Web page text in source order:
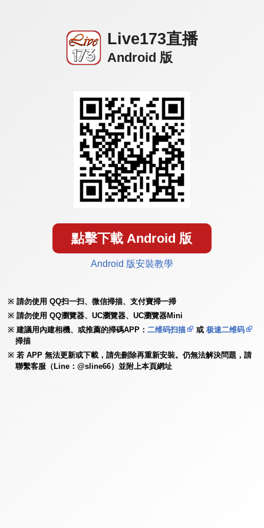
Live173直播
Android 版
點擊下載 Android 版
Android 版安裝教學
請勿使用 QQ扫一扫、微信掃描、支付寶掃一掃
請勿使用 QQ瀏覽器、UC瀏覽器、UC瀏覽器Mini
建議用內建相機、或推薦的掃碼APP：二维码扫描 或极速二维码
掃描
若 APP 無法更新或下載，請先刪除再重新安裝。仍無法解決問題，請
聯繫客服（Line：@sline66）並附上本頁網址